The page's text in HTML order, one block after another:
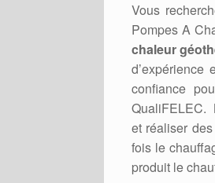
Vous
Pompes A
chaleur
confiance
QualiFELEC.
et réaliser
fois le
produit le